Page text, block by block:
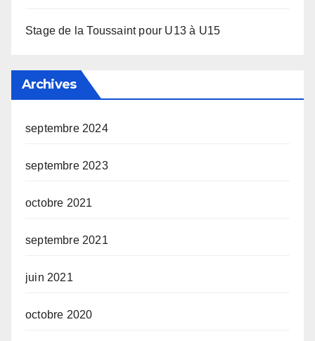
Stage de la Toussaint pour U13 à U15
Archives
septembre 2024
septembre 2023
octobre 2021
septembre 2021
juin 2021
octobre 2020